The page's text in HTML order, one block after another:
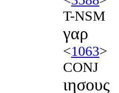
T-NSM
γαρ
<1063>
CONJ
ιησους